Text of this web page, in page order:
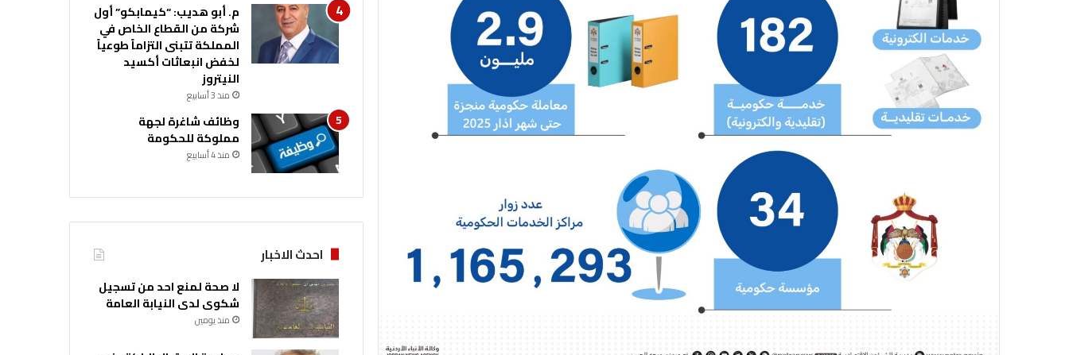
م. أبو هديب: “كيمابكو” أول
شركة من القطاع الخاص في
المملكة تتبنى التزاماً طوعياً
لخفض انبعاثات أكسيد
النيتروز
منذ 3 أسابيع
وظائف شاغرة لجهة
مملوكة للحكومة
منذ 4 أسابيع
احدث الاخبار
لا صحة لمنع احد من تسجيل
شكوى لدى النيابة العامة
منذ يومين